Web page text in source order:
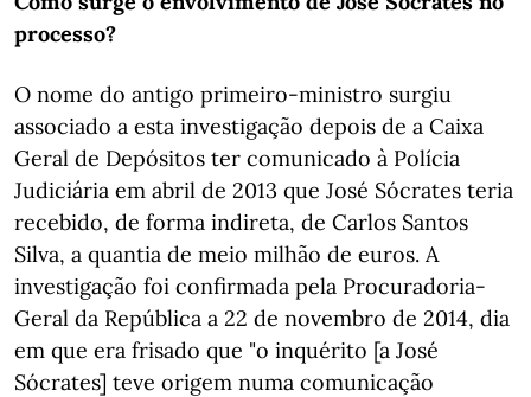
processo?
O nome do antigo primeiro-ministro surgiu
associado a esta investigação depois de a Caixa
Geral de Depósitos ter comunicado à Polícia
Judiciária em abril de 2013 que José Sócrates teria
recebido, de forma indireta, de Carlos Santos
Silva, a quantia de meio milhão de euros. A
investigação foi confirmada pela Procuradoria-
Geral da República a 22 de novembro de 2014, dia
em que era frisado que "o inquérito [a José
Sócrates] teve origem numa comunicação